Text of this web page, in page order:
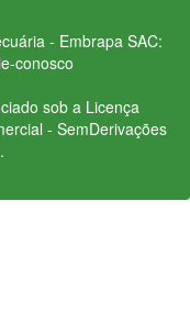
- Embrapa SAC:
conosco
sob a Licença
- SemDerivações